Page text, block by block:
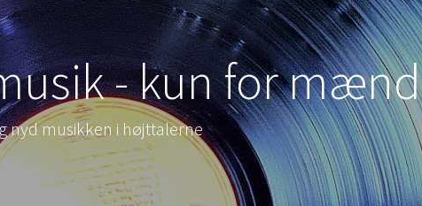
- kun for mænd
nyd musikken i højttalerne